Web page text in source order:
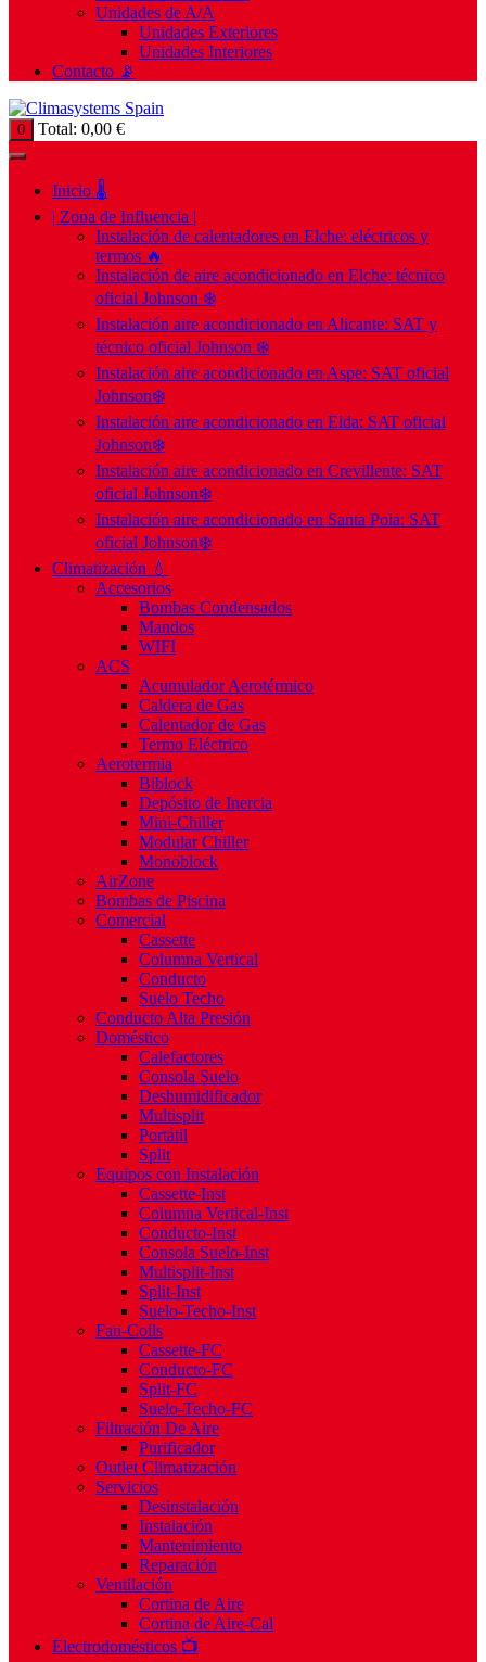
Unidades de A/A
Unidades Exteriores
Unidades Interiores
Contacto 📡
0 Total: 0,00 €
Inicio 🌡️
| Zona de Influencia |
Instalación de calentadores en Elche: eléctricos y
termos 🔥
Instalación de aire acondicionado en Elche: técnico
oficial Johnson ❄️
Instalación aire acondicionado en Alicante: SAT y
técnico oficial Johnson ❄️
Instalación aire acondicionado en Aspe: SAT oficial
Johnson❄️
Instalación aire acondicionado en Elda: SAT oficial
Johnson❄️
Instalación aire acondicionado en Crevillente: SAT
oficial Johnson❄️
Instalación aire acondicionado en Santa Pola: SAT
oficial Johnson❄️
Climatización 💧
Accesorios
Bombas Condensados
Mandos
WIFI
ACS
Acumulador Aerotérmico
Caldera de Gas
Calentador de Gas
Termo Eléctrico
Aerotermia
Biblock
Depósito de Inercia
Mini-Chiller
Modular Chiller
Monoblock
AirZone
Bombas de Piscina
Comercial
Cassette
Columna Vertical
Conducto
Suelo Techo
Conducto Alta Presión
Doméstico
Calefactores
Consola Suelo
Deshumidificador
Multisplit
Portátil
Split
Equipos con Instalación
Cassette-Inst
Columna Vertical-Inst
Conducto-Inst
Consola Suelo-Inst
Multisplit-Inst
Split-Inst
Suelo-Techo-Inst
Fan-Coils
Cassette-FC
Conducto-FC
Split-FC
Suelo-Techo-FC
Filtración De Aire
Purificador
Outlet Climatización
Servicios
Desinstalación
Instalación
Mantenimiento
Reparación
Ventilación
Cortina de Aire
Cortina de Aire-Cal
Electrodomésticos 📺